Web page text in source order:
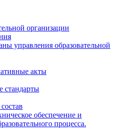
организации
управления образовательной
акты
стандарты
обеспечение и
процесса.